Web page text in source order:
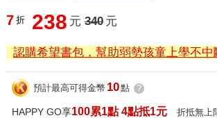
7 折 238 元 340 元
認購希望書包，幫助弱勢孩童上學不中
預計最高可得金幣 10點 ?
HAPPY GO享100累1點 4點抵1元 折抵無上